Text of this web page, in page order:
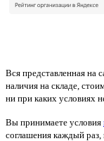
Вся представленная на
наличия на складе,
ни при каких условиях
Вы принимаете условия
соглашения каждый раз,